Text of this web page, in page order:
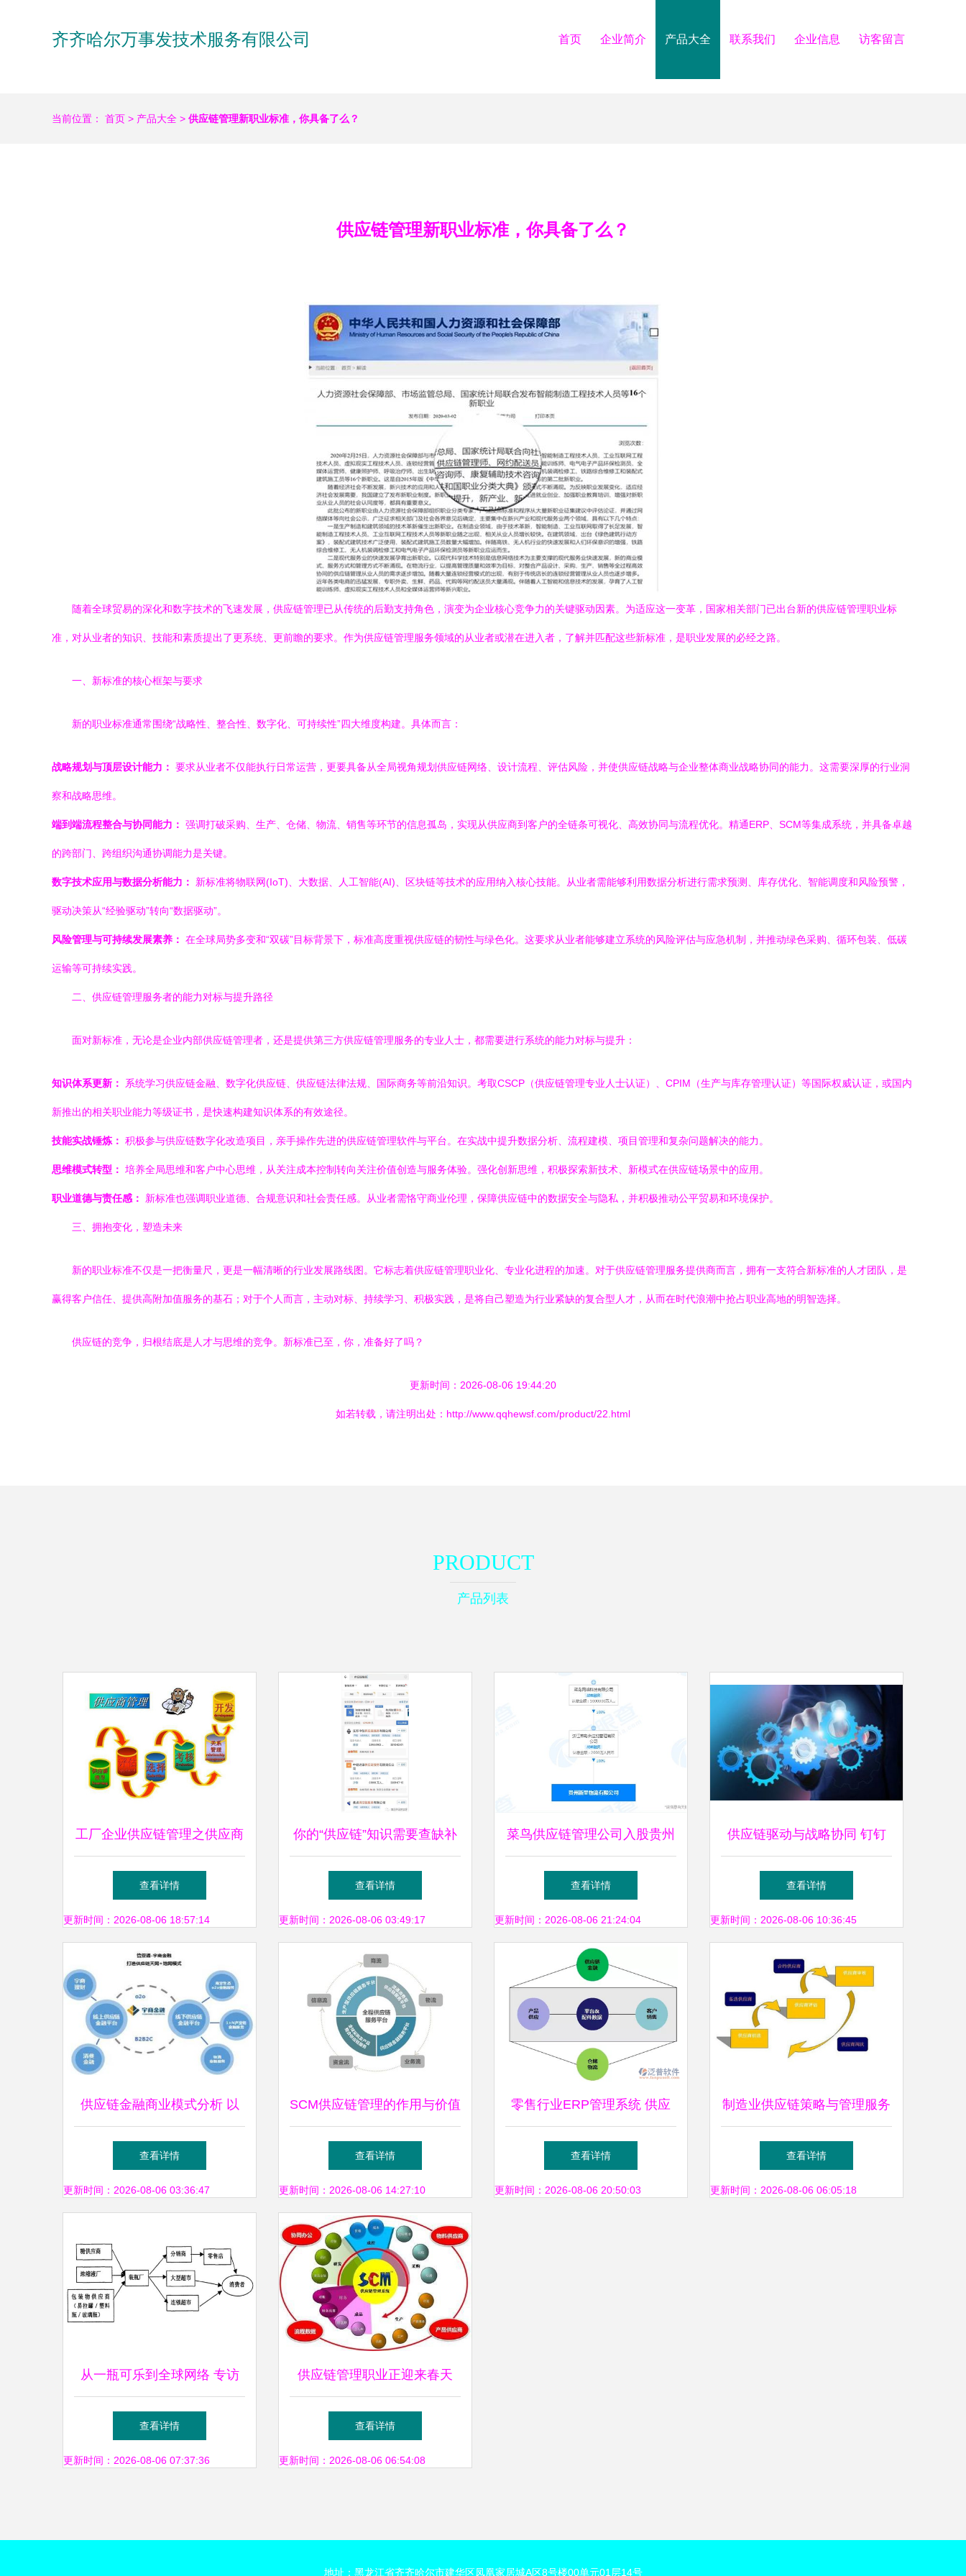
齐齐哈尔万事发技术服务有限公司 首页 企业简介 产品大全 联系我们 企业信息 访客留言
当前位置： 首页 > 产品大全 > 供应链管理新职业标准，你具备了么？
供应链管理新职业标准，你具备了么？
随着全球贸易的深化和数字技术的飞速发展，供应链管理已从传统的后勤支持角色，演变为企业核心竞争力的关键驱动因素。为适应这一变革，国家相关部门已出台新的供应链管理职业标
准，对从业者的知识、技能和素质提出了更系统、更前瞻的要求。作为供应链管理服务领域的从业者或潜在进入者，了解并匹配这些新标准，是职业发展的必经之路。
一、新标准的核心框架与要求
新的职业标准通常围绕“战略性、整合性、数字化、可持续性”四大维度构建。具体而言：
战略规划与顶层设计能力： 要求从业者不仅能执行日常运营，更要具备从全局视角规划供应链网络、设计流程、评估风险，并使供应链战略与企业整体商业战略协同的能力。这需要深厚的行业洞
察和战略思维。
端到端流程整合与协同能力： 强调打破采购、生产、仓储、物流、销售等环节的信息孤岛，实现从供应商到客户的全链条可视化、高效协同与流程优化。精通ERP、SCM等集成系统，并具备卓越
的跨部门、跨组织沟通协调能力是关键。
数字技术应用与数据分析能力： 新标准将物联网(IoT)、大数据、人工智能(AI)、区块链等技术的应用纳入核心技能。从业者需能够利用数据分析进行需求预测、库存优化、智能调度和风险预警，
驱动决策从“经验驱动”转向“数据驱动”。
风险管理与可持续发展素养： 在全球局势多变和“双碳”目标背景下，标准高度重视供应链的韧性与绿色化。这要求从业者能够建立系统的风险评估与应急机制，并推动绿色采购、循环包装、低碳
运输等可持续实践。
二、供应链管理服务者的能力对标与提升路径
面对新标准，无论是企业内部供应链管理者，还是提供第三方供应链管理服务的专业人士，都需要进行系统的能力对标与提升：
知识体系更新： 系统学习供应链金融、数字化供应链、供应链法律法规、国际商务等前沿知识。考取CSCP（供应链管理专业人士认证）、CPIM（生产与库存管理认证）等国际权威认证，或国内
新推出的相关职业能力等级证书，是快速构建知识体系的有效途径。
技能实战锤炼： 积极参与供应链数字化改造项目，亲手操作先进的供应链管理软件与平台。在实战中提升数据分析、流程建模、项目管理和复杂问题解决的能力。
思维模式转型： 培养全局思维和客户中心思维，从关注成本控制转向关注价值创造与服务体验。强化创新思维，积极探索新技术、新模式在供应链场景中的应用。
职业道德与责任感： 新标准也强调职业道德、合规意识和社会责任感。从业者需恪守商业伦理，保障供应链中的数据安全与隐私，并积极推动公平贸易和环境保护。
三、拥抱变化，塑造未来
新的职业标准不仅是一把衡量尺，更是一幅清晰的行业发展路线图。它标志着供应链管理职业化、专业化进程的加速。对于供应链管理服务提供商而言，拥有一支符合新标准的人才团队，是
赢得客户信任、提供高附加值服务的基石；对于个人而言，主动对标、持续学习、积极实践，是将自己塑造为行业紧缺的复合型人才，从而在时代浪潮中抢占职业高地的明智选择。
供应链的竞争，归根结底是人才与思维的竞争。新标准已至，你，准备好了吗？
更新时间：2026-08-06 19:44:20
如若转载，请注明出处：http://www.qqhewsf.com/product/22.html
PRODUCT
产品列表
工厂企业供应链管理之供应商
管理制度执行要点
查看详情
更新时间：2026-08-06 18:57:14
你的“供应链”知识需要查缺补
漏？——详解管理与服务的奥
秘
查看详情
更新时间：2026-08-06 03:49:17
菜鸟供应链管理公司入股贵州
一物流公司，深化供应链管理
服务布局
查看详情
更新时间：2026-08-06 21:24:04
供应链驱动与战略协同 钉钉
并入阿里云的深层逻辑
查看详情
更新时间：2026-08-06 10:36:45
供应链金融商业模式分析 以
供应链管理服务为核心，附案
例探讨
查看详情
更新时间：2026-08-06 03:36:47
SCM供应链管理的作用与价值
解析 为何现代企业离不开供
应链服务？
查看详情
更新时间：2026-08-06 14:27:10
零售行业ERP管理系统 供应
链管理服务的核心引擎与变革
力量
查看详情
更新时间：2026-08-06 20:50:03
制造业供应链策略与管理服务
提升竞争力的核心双翼
查看详情
更新时间：2026-08-06 06:05:18
从一瓶可乐到全球网络 专访
可口可乐供应链总监谈高效管
理的幕后故事
查看详情
更新时间：2026-08-06 07:37:36
供应链管理职业正迎来春天
供应链管理服务的机遇与挑战
查看详情
更新时间：2026-08-06 06:54:08
地址：黑龙江省齐齐哈尔市建华区凤凰家居城A区8号楼00单元01层14号